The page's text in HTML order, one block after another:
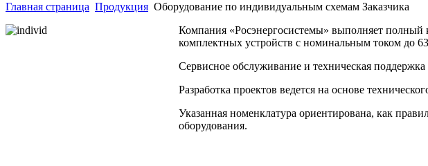
Главная страница Продукция Оборудование по индивидуальным схемам Заказчика
Компания «Росэнергосистемы» выполняет полный
комплектных устройств с номинальным током до
Сервисное обслуживание и техническая
Разработка проектов ведется на основе
Указанная номенклатура ориентирована, как
оборудования.